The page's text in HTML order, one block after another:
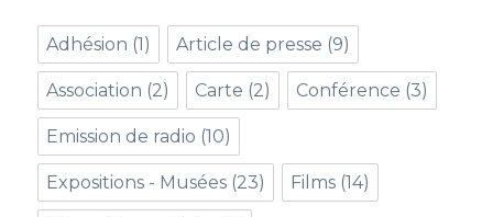
Adhésion (1) Article de presse (9)
Association (2) Carte (2) Conférence (3)
Emission de radio (10)
Expositions - Musées (23) Films (14)